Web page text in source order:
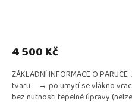
4 500 Kč
ZÁKLADNÍ INFORMACE O
tvaru → po umytí se vlákno
bez nutnosti tepelné úpravy